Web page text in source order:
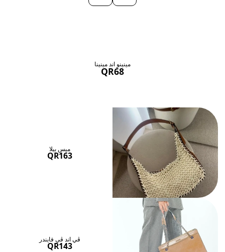
مينينو اند مينينا
QR68
ميس بيلا
QR163
ڤي اند ڤي فايندر
QR143